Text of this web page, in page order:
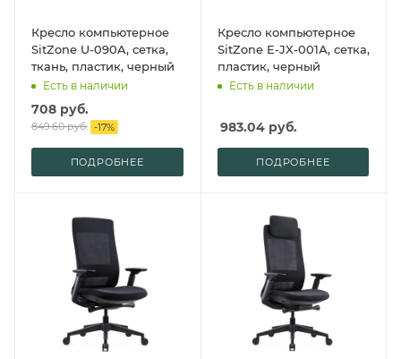
Кресло компьютерное
SitZone U-090A, сетка,
ткань, пластик, черный
Есть в наличии
708 руб.
849.60руб. -17%
ПОДРОБНЕЕ
Кресло компьютерное
SitZone E-JX-001А, сетка,
пластик, черный
Есть в наличии
983.04руб.
ПОДРОБНЕЕ